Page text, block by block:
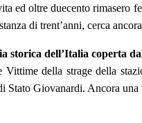
ed oltre duecento
di trent’anni, cerca
storica dell’Italia coperta
della strage della
Giovanardi. Ancora